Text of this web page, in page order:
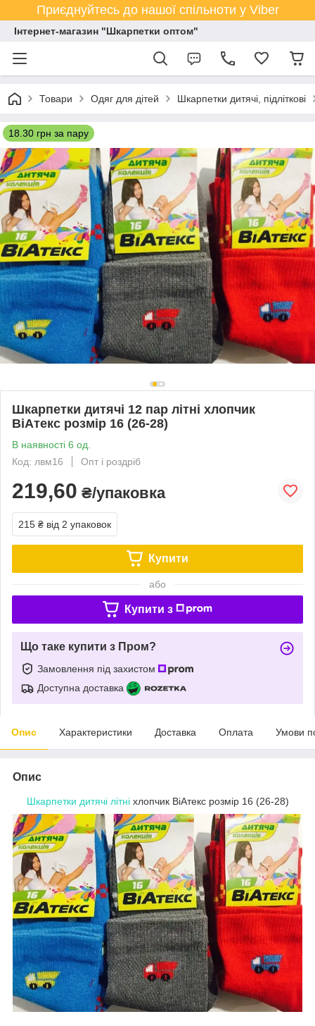
Приєднуйтесь до нашої спільноти у Viber
Інтернет-магазин "Шкарпетки оптом"
Товари Одяг для дітей Шкарпетки дитячі, підліткові
18.30 грн за пару
Шкарпетки дитячі 12 пар літні хлопчик
ВіАтекс розмір 16 (26-28)
В наявності 6 од.
Код: лвм16
Опт і роздріб
219,60 ₴/упаковка
215 ₴ від 2 упаковок
Купити
або
Купити з
Що таке купити з Пром?
Замовлення під захистом
Доступна доставка
Опис Характеристики Доставка Оплата Умови
Опис
Шкарпетки дитячі літніхлопчик ВіАтекс розмір 16 (26-28)